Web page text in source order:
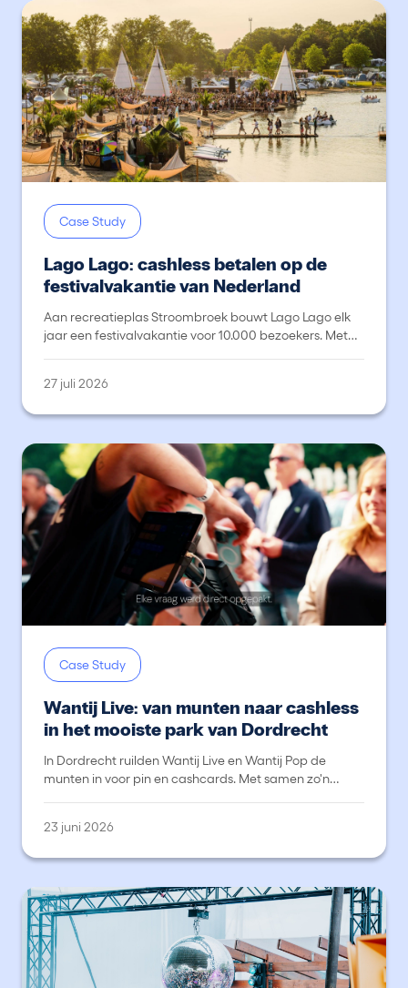
Case Study
Lago Lago: cashless betalen op de
festivalvakantie van Nederland
Aan recreatieplas Stroombroek bouwt Lago Lago elk
jaar een festivalvakantie voor 10.000 bezoekers. Met
27 juli 2026
Case Study
Wantij Live: van munten naar cashless
in het mooiste park van Dordrecht
In Dordrecht ruilden Wantij Live en Wantij Pop de
munten in voor pin en cashcards. Met samen zo'n
23 juni 2026